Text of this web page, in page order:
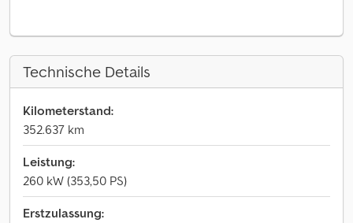
Technische Details
Kilometerstand:
352.637 km
Leistung:
260 kW (353,50 PS)
Erstzulassung: